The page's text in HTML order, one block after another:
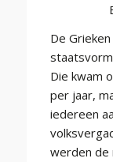
De
Die kwam
per jaar,
iedereen
werden de